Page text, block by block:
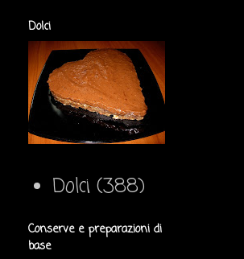
Dolci
Dolci (388)
Conserve e preparazioni di
base